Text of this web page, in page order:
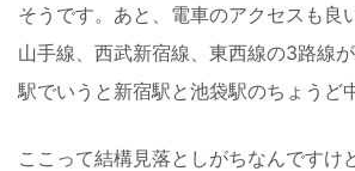
そうです。あと、電車のアクセスも良
山手線、西武新宿線、東西線の3路線が
駅でいうと新宿駅と池袋駅のちょうど
ここって結構見落としがちなんですけ